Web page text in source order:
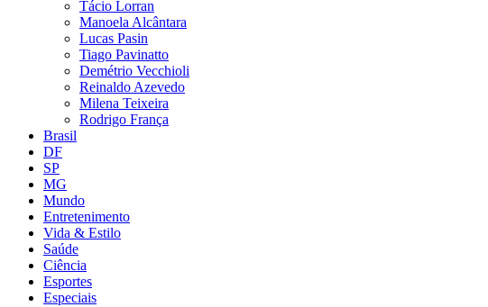
Tácio Lorran
Manoela Alcântara
Lucas Pasin
Tiago Pavinatto
Demétrio Vecchioli
Reinaldo Azevedo
Milena Teixeira
Rodrigo França
Brasil
DF
SP
MG
Mundo
Entretenimento
Vida & Estilo
Saúde
Ciência
Esportes
Especiais